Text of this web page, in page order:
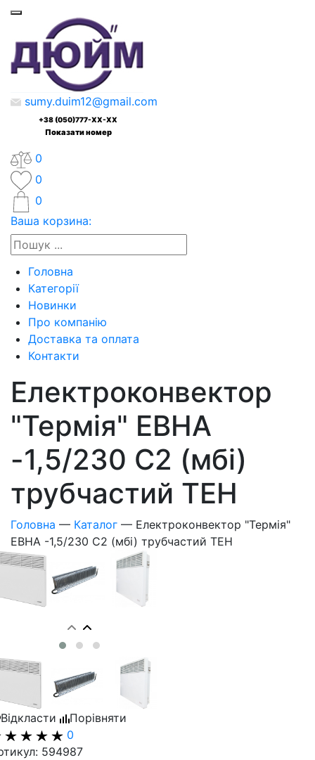
sumy.duim12@gmail.com
+38 (050)777-XX-XX
Показати номер
0
0
0
Ваша корзина:
Головна
Категорії
Новинки
Про компанію
Доставка та оплата
Контакти
Електроконвектор
"Термія" ЕВНА
-1,5/230 С2 (мбі)
трубчастий ТЕН
Головна — Каталог — Електроконвектор "Термія"
ЕВНА -1,5/230 С2 (мбі) трубчастий ТЕН
Відкласти
Порівняти
0
594987